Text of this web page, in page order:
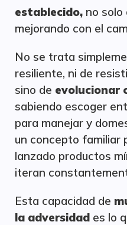
establecido, no solo
mejorando con el
No se trata
resiliente, ni de
sino de evolucionar
sabiendo escoger
para manejar y
un concepto familiar
lanzado productos
iteran
Esta capacidad de
la adversidad es lo